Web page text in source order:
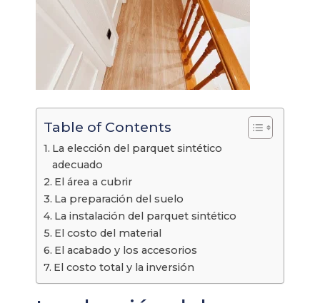
Table of Contents
La elección del parquet sintético
adecuado
El área a cubrir
La preparación del suelo
La instalación del parquet sintético
El costo del material
El acabado y los accesorios
El costo total y la inversión